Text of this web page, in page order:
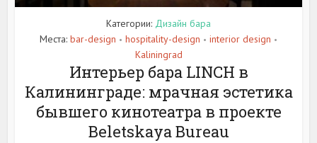
Категории: Дизайн бара
Места: bar-design • hospitality-design • interior design •
Kaliningrad
Интерьер бара LINCH в
Калининграде: мрачная эстетика
бывшего кинотеатра в проекте
Beletskaya Bureau